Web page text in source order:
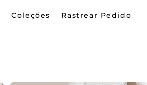
Coleções Rastrear Pedido